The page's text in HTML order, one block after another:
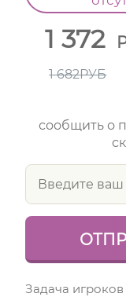
1 372
1 682РУБ
сообщить о
Задача